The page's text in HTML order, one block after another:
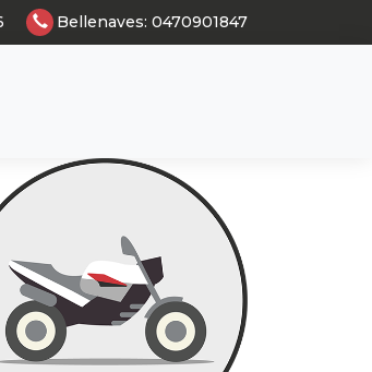
Bellenaves: 0470901847